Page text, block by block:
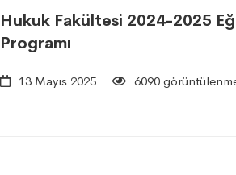
Hukuk Fakültesi 2024-2025
Programı
13 Mayıs 2025 6090